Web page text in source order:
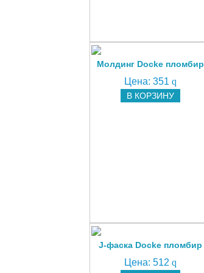
Молдинг Docke пломбир
Цена: 351 q
В КОРЗИНУ
J-фаска Docke пломбир
Цена: 512 q